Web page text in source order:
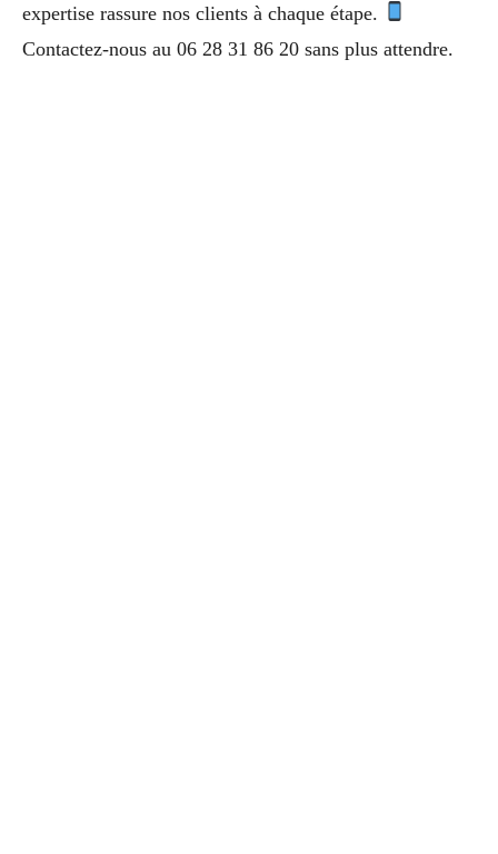
expertise rassure nos clients à chaque étape.
Contactez-nous au 06 28 31 86 20 sans plus attendre.